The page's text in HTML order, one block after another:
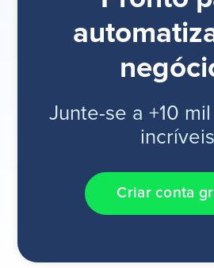
Junte-se a +10
incríveis
Criar conta